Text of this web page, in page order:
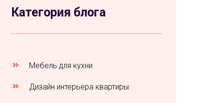
Категория блога
Мебель для кухни
Дизайн интерьера квартиры